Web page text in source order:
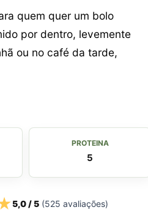
quem quer um bolo
por dentro, levemente
ou no café da tarde,
PROTEINA
5
5,0/ 5 (525 avaliações)